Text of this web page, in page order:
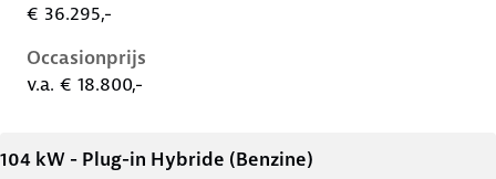
€ 36.295,-
Occasionprijs
v.a. € 18.800,-
104 kW - Plug-in Hybride (Benzine)